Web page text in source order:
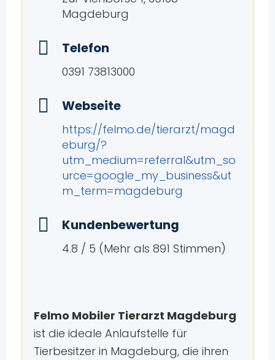
Magdeburg
Telefon
0391 73813000
Webseite
https://felmo.de/tierarzt/magd
eburg/?
utm_medium=referral&utm_so
urce=google_my_business&ut
m_term=magdeburg
Kundenbewertung
4.8 / 5 (Mehr als 891 Stimmen)
Felmo Mobiler Tierarzt Magdeburg
ist die ideale Anlaufstelle für
Tierbesitzer in Magdeburg, die ihren